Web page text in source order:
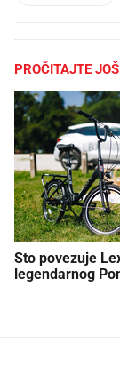
PROČITAJTE JOŠ
Što povezuje
legendarnog